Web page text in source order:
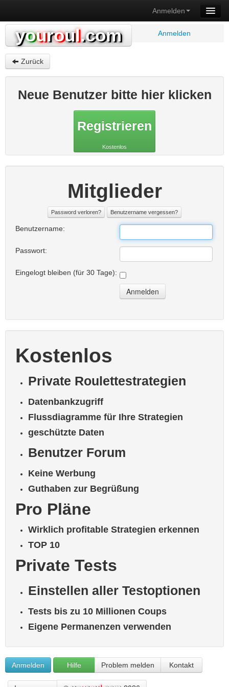
Anmelden
youroul.com Anmelden
Zurück
Neue Benutzer bitte hier klicken
Registrieren
Kostenlos
Mitglieder
Password verloren? Benutzername vergessen?
Benutzername:
Passwort:
Eingelogt bleiben (für 30 Tage):
Kostenlos
Private Roulettestrategien
Datenbankzugriff
Fluss­dia­gramme für Ihre Strategien
geschützte Daten
Benutzer Forum
Keine Werbung
Guthaben zur Begrüßung
Pro Pläne
Wirklich profitable Strategien erkennen
TOP 10
Private Tests
Einstellen aller Testoptionen
Tests bis zu 10 Millionen Coups
Eigene Permanenzen verwenden
Anmelden Hilfe Problem melden Kontakt